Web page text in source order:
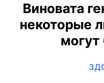
Виновата
некоторые
могут